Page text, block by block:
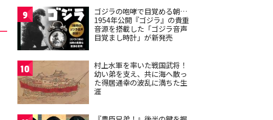
9
ゴジラの咆哮で目覚める朝…
1954年公開『ゴジラ』の貴重
音源を搭載した「ゴジラ音声
目覚まし時計」が新発売
10
村上水軍を率いた戦国武将！
幼い弟を支え、共に海へ散っ
た得居通幸の波乱に満ちた生
涯